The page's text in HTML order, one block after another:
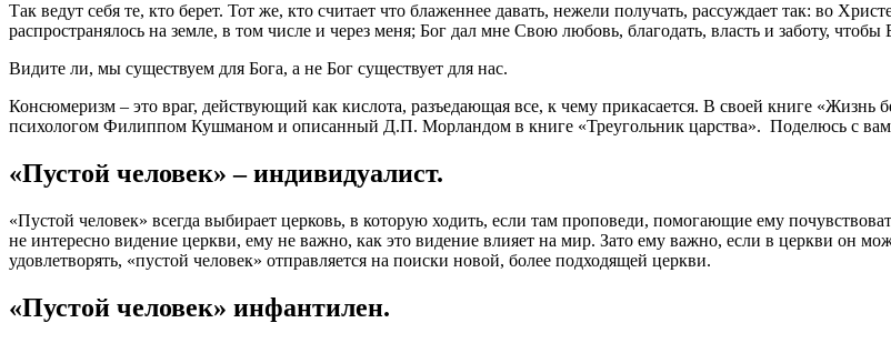
Так ведут себя те, кто берет. Тот же, кто считает что блаженнее давать, нежели получать, рассуждает так: во
распространялось на земле, в том числе и через меня; Бог дал мне Свою любовь, благодать, власть и заботу,
Видите ли, мы существуем для Бога, а не Бог существует для нас.
Консюмеризм – это враг, действующий как кислота, разъедающая все, к чему прикасается. В своей книге
психологом Филиппом Кушманом и описанный Д.П. Морландом в книге «Треугольник царства». Поделюсь с
«Пустой человек» – индивидуалист.
«Пустой человек» всегда выбирает церковь, в которую ходить, если там проповеди, помогающие ему
не интересно видение церкви, ему не важно, как это видение влияет на мир. Зато ему важно, если в церкви он
удовлетворять, «пустой человек» отправляется на поиски новой, более подходящей церкви.
«Пустой человек» инфантилен.